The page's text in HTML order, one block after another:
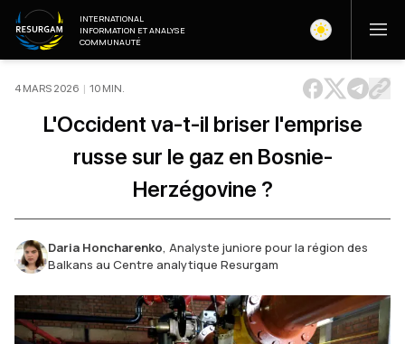
INTERNATIONAL
INFORMATION ET ANALYSE
COMMUNAUTÉ
4 MARS 2026 | 10 MIN.
L'Occident va-t-il briser l'emprise
russe sur le gaz en Bosnie-
Herzégovine ?
Daria Honcharenko, Analyste juniore pour la région des
Balkans au Centre analytique Resurgam